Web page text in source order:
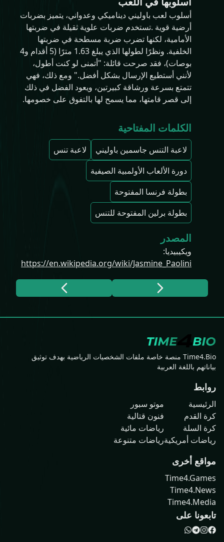
أسلوب لعب باوليني ديناميكي وعدواني، يتميز بضربات
أرضية قوية .تستخدم ضربات علوية ثقيلة في ضربتها
الأمامية، لكنها تضرب ضربة مسطحة في ضربتها
الخلفية. ونظرًا لطولها الذي يبلغ 1.63 مترًا (5 أقدام و4
بوصات)، فقد صرحت قائلة: "أتمنى لو كنت أطول،
لأنني أستطيع الإرسال بشكل أفضل." ومع ذلك، فهي
تتمتع بسرعة ورشاقة كبيرتين، ويعود الفضل في ذلك
إلى قصر قامتها، مما يسمح لها بالتفوق على خصومها.
الكلمات المفتاحية
لاعبة التنس جاسمين باوليني
لاعبة تنس
دورة الألعاب الأولمبية الصيفية
بطولة فرنسا المفتوحة
بطولة برلين المفتوحة للتنس
المصدر
ويكيبيديا:
https://en.wikipedia.org/wiki/Jasmine_Paolini
Time4.Bio منصة خاصة ملفات الشخصيات الرياضية بهدف توثيق
بياناتهم باللغة العربية
روابط
الرئيسية
كرة القدم
كرة السلة
رياضات أمريكية
موتو سبور
فنون قتالية
رياضات مائية
رياضات متنوعة
مواقع أخرى
Time4.Games
Time4.News
Time4.Media
تابعونا على